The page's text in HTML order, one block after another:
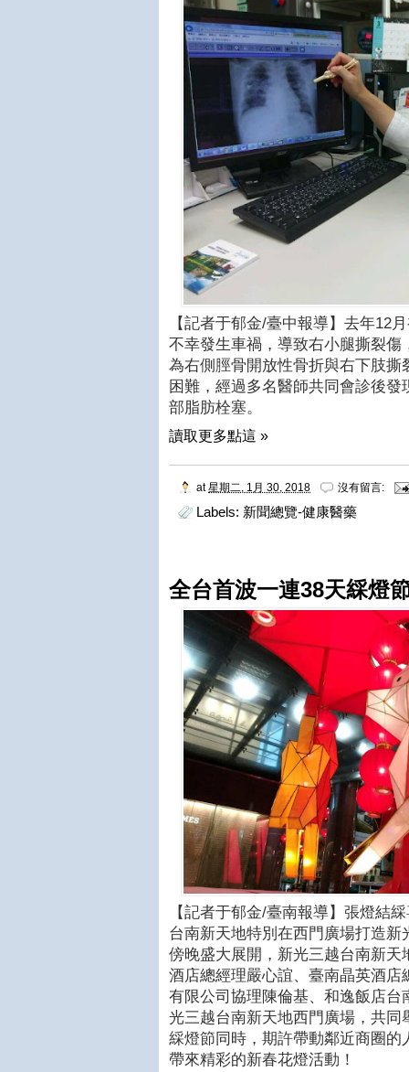
【記者于郁金/臺中報導】去年12
不幸發生車禍，導致右小腿撕裂
為右側脛骨開放性骨折與右下肢
困難，經過多名醫師共同會診後
部脂肪栓塞。
讀取更多點這 »
at星期二, 1月 30, 2018 沒有留言:
Labels: 新聞總覽-健康醫藥
全台首波一連38天綵燈
【記者于郁金/臺南報導】張燈結
台南新天地特別在西門廣場打造
傍晚盛大展開，新光三越台南新
酒店總經理嚴心誼、臺南晶英酒
有限公司協理陳倫基、和逸飯店
光三越台南新天地西門廣場，共
綵燈節同時，期許帶動鄰近商圈
帶來精彩的新春花燈活動！